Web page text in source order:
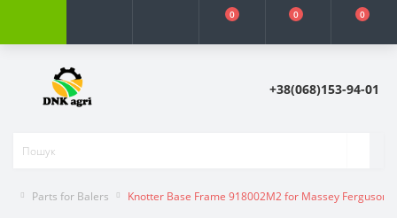
0 0 0
+38(068)153-94-01
Parts for Balers Knotter Base Frame 918002M2 for Massey Ferguson